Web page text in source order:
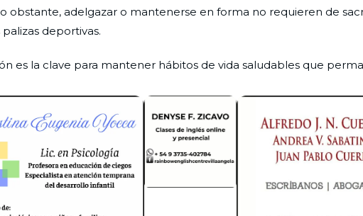
obstante, adelgazar o mantenerse en forma no requieren de
deportivas.
es la clave para mantener hábitos de vida saludables que